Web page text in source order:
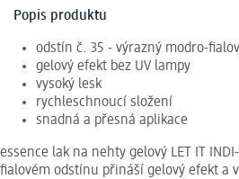
Popis produktu
odstín č. 35 - výrazný modro-
gelový efekt bez UV lampy
vysoký lesk
rychleschnoucí složení
snadná a přesná aplikace
essence lak na nehty gelový LET IT
fialovém odstínu přináší gelový efekt a